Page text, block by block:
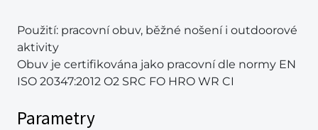
Použití: pracovní obuv, běžné nošení i outdoorové
aktivity
Obuv je certifikována jako pracovní dle normy EN
ISO 20347:2012 O2 SRC FO HRO WR CI
Parametry